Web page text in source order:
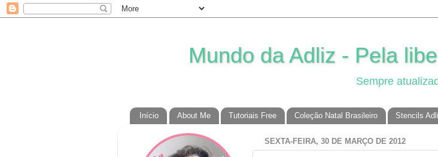
Mundo da Adliz - Pela
Sempre
Início About Me Tutoriais Free Coleção Natal Brasileiro Stencils
SEXTA-FEIRA, 30 DE MARÇO DE 2012